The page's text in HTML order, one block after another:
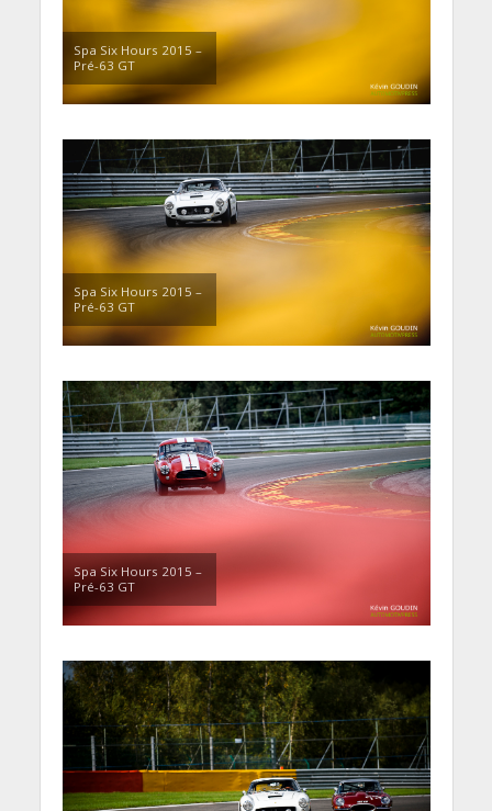
Spa Six Hours 2015 –
Pré-63 GT
Spa Six Hours 2015 –
Pré-63 GT
Spa Six Hours 2015 –
Pré-63 GT